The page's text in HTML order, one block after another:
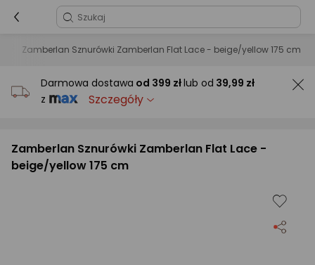
Zamberlan Sznurówki Zamberlan Flat Lace - beige/yellow 175 cm
Darmowa dostawa od 399 złlub od 39,99 zł
z
Szczegóły
Zamberlan Sznurówki Zamberlan Flat Lace -
beige/yellow 175 cm